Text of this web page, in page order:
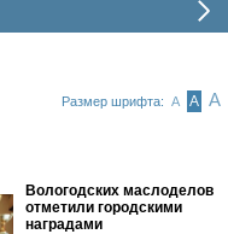
Размер шрифта: А А А
Вологодских маслоделов
отметили городскими
наградами